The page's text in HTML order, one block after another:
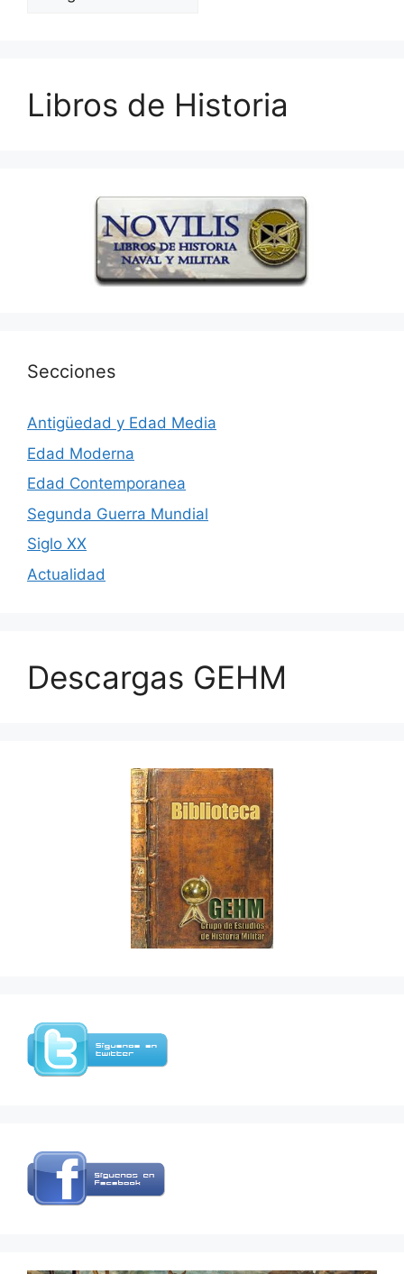
Libros de Historia
Secciones
Antigüedad y Edad Media
Edad Moderna
Edad Contemporanea
Segunda Guerra Mundial
Siglo XX
Actualidad
Descargas GEHM